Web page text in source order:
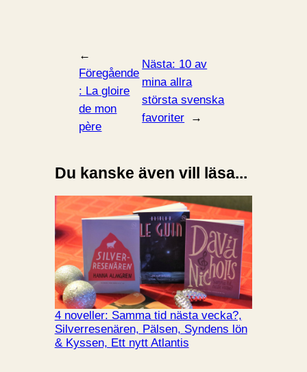
←
Föregående
: La gloire
de mon
père
Nästa: 10 av
mina allra
största svenska
favoriter
→
Du kanske även vill läsa...
4 noveller: Samma tid nästa vecka?,
Silverresenären, Pälsen, Syndens lön
& Kyssen, Ett nytt Atlantis